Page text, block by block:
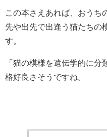
この本さえあれば、おうち
先や出先で出逢う猫たちの
す。
「猫の模様を遺伝学的に分
格好良さそうですね。